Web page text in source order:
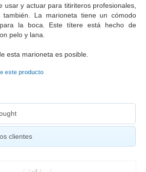
usar y actuar para titiriteros profesionales,
también. La marioneta tiene un cómodo
la boca. Este títere está hecho de
pelo y lana.
esta marioneta es posible.
este producto
clientes